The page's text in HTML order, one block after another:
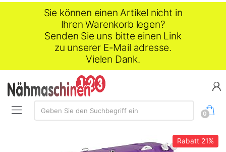
Sie können einen Artikel nicht in
Ihren Warenkorb legen?
Senden Sie uns bitte einen Link
zu unserer E-Mail adresse.
Vielen Dank.
Suche:
Geben Sie den Suchbegriff ein
0
Rabatt21%